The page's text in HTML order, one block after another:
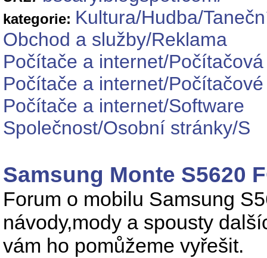
kategorie: Kultura/Hudba/
Obchod a služby/Reklama
Počítače a internet/
Počítače a internet/
Počítače a internet/Software
Společnost/Osobní stránky/S
Samsung Monte S5620
Forum o mobilu Samsung
návody,mody a spousty
vám ho pomůžeme vyřešit.